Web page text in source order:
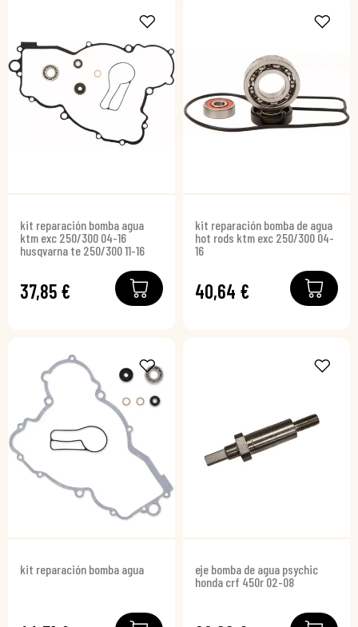
kit reparación bomba agua
ktm exc 250/300 04-16
husqvarna te 250/300 11-16
37,85 €
kit reparación bomba de agua
hot rods ktm exc 250/300 04-
16
40,64 €
kit reparación bomba agua
eje bomba de agua psychic
honda crf 450r 02-08